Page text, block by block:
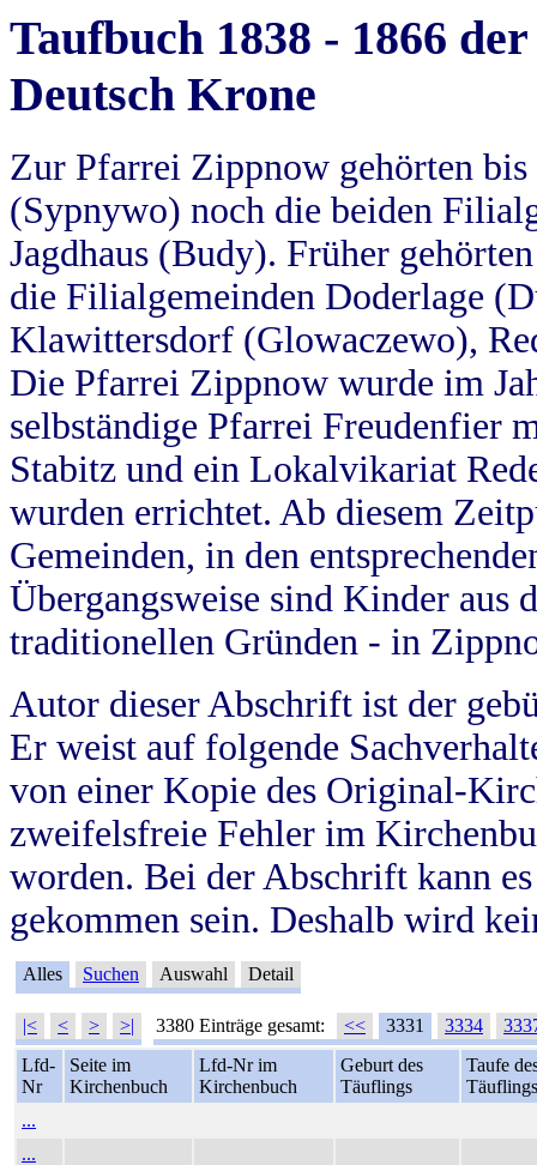
Taufbuch 1838 - 1866
Deutsch Krone
Zur Pfarrei Zippnow gehörten
(Sypnywo) noch die beiden
Jagdhaus (Budy). Früher
die Filialgemeinden Doderlage
Klawittersdorf (Glowaczewo),
Die Pfarrei Zippnow wurde im
selbständige Pfarrei Freudenfier
Stabitz und ein Lokalvikariat
wurden errichtet. Ab diesem
Gemeinden, in den
Übergangsweise sind Kinder aus
traditionellen Gründen - in
Autor dieser Abschrift ist der
Er weist auf folgende
von einer Kopie des Original-
zweifelsfreie Fehler im
worden. Bei der Abschrift kann
gekommen sein. Deshalb wird
Alles Suchen Auswahl Detail
|< < > >| 3380 Einträge gesamt: << 3331 3334
Lfd-
Nr
Seite im
Kirchenbuch
Lfd-Nr im
Kirchenbuch
Geburt des
Täuflings
Taufe
Täuflings
...
...